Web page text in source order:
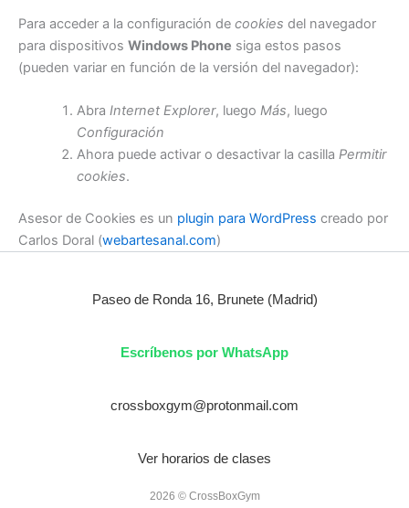
Para acceder a la configuración de cookies del navegador
para dispositivos Windows Phone siga estos pasos
(pueden variar en función de la versión del navegador):
Abra Internet Explorer, luego Más, luego
Configuración
Ahora puede activar o desactivar la casilla Permitir
cookies.
Asesor de Cookies es un plugin para WordPress creado por
Carlos Doral (webartesanal.com)
Paseo de Ronda 16, Brunete (Madrid)
Escríbenos por WhatsApp
crossboxgym@protonmail.com
Ver horarios de clases
2026 © CrossBoxGym